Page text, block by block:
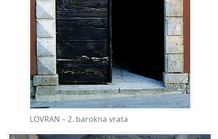
LOVRAN – 2. barokna vrata